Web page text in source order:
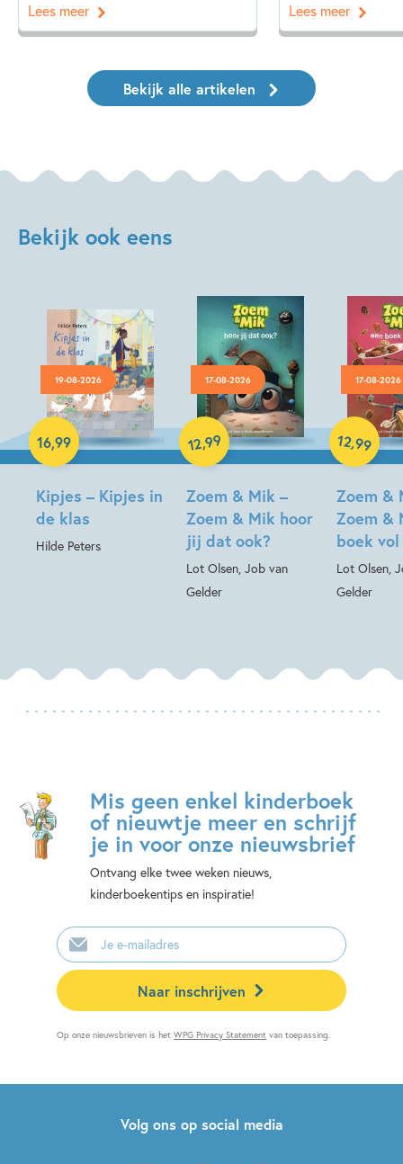
Lees meer Lees meer
Bekijk alle artikelen
Bekijk ook eens
19-08-2026
Kipjes – Kipjes in
de klas
Hilde Peters
16,99
Hardcover
17-08-2026
Zoem & Mik –
Zoem & Mik hoor
jij dat ook?
Lot Olsen, Job van
Gelder
12,99
Hardcover
17-08-2026
Zoem &
Zoem &
boek
Lot Olsen,
Gelder
12,99
Hardcover
Mis geen enkel kinderboek
of nieuwtje meer en schrijf
je in voor onze nieuwsbrief
Ontvang elke twee weken nieuws,
kinderboekentips en inspiratie!
E-
mailadres
Naar inschrijven
Op onze nieuwsbrieven is hetWPG Privacy Statement van toepassing.
Volg ons op social media